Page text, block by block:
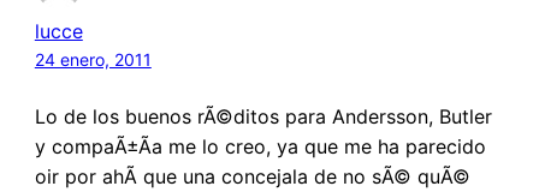
lucce
24 enero, 2011
Lo de los buenos rÃ©ditos para Andersson, Butler
y compaÃ±Ã­a me lo creo, ya que me ha parecido
oir por ahÃ­ que una concejala de no sÃ© quÃ©